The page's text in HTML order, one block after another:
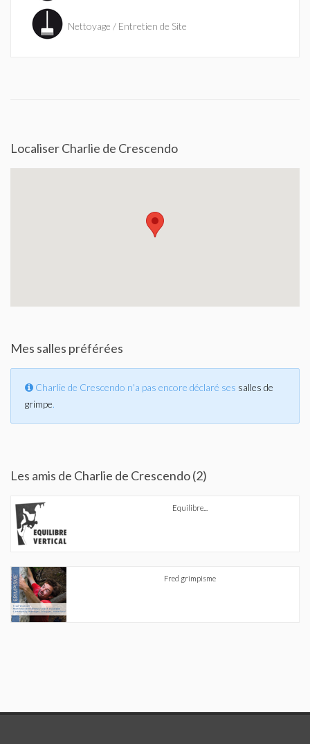
Nettoyage / Entretien de Site
Localiser Charlie de Crescendo
Mes salles préférées
Charlie de Crescendo n'a pas encore déclaré ses salles de
grimpe.
Les amis de Charlie de Crescendo (2)
Equilibre...
Fred grimpisme